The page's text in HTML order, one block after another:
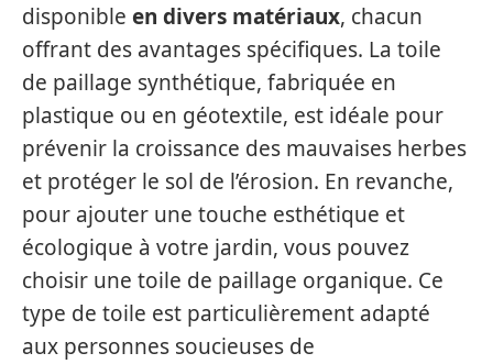
disponible en divers matériaux, chacun
offrant des avantages spécifiques. La toile
de paillage synthétique, fabriquée en
plastique ou en géotextile, est idéale pour
prévenir la croissance des mauvaises herbes
et protéger le sol de l’érosion. En revanche,
pour ajouter une touche esthétique et
écologique à votre jardin, vous pouvez
choisir une toile de paillage organique. Ce
type de toile est particulièrement adapté
aux personnes soucieuses de